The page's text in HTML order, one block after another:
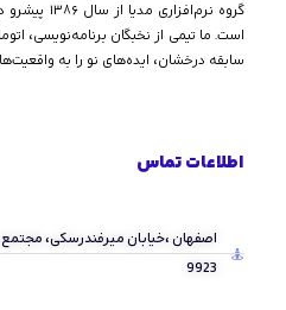
گروه
سابقه درخشان، ایده‌های نو را به
اطلاعات تماس
اصفهان ،خیابان میرفندرسکی، مجتمع
9923